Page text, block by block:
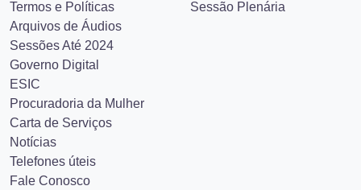
Termos e Políticas
Arquivos de Áudios
Sessões Até 2024
Governo Digital
ESIC
Procuradoria da Mulher
Carta de Serviços
Notícias
Telefones úteis
Fale Conosco
Sessão Plenária